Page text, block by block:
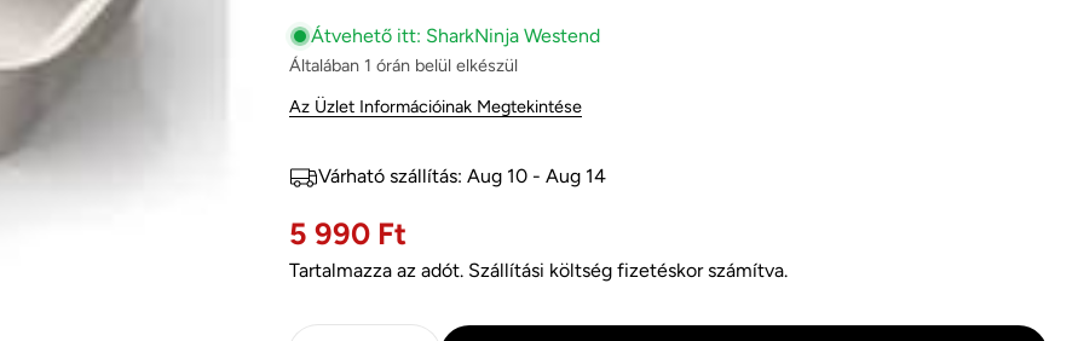
Átvehető itt: SharkNinja Westend
Általában 1 órán belül elkészül
Az Üzlet Információinak Megtekintése
Várható szállítás: Aug 10 - Aug 14
Normál
ár
5 990 Ft
Tartalmazza az adót. Szállítási költség fizetéskor számítva.
Megosztás
Megosztani
Oszd
en
Pin
Telefonszámod
üzeneted
Kérdés küldése